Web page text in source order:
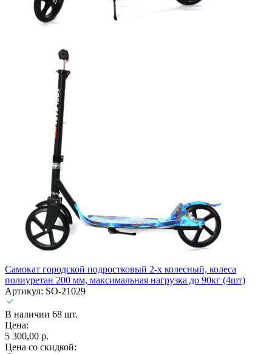
Самокат городской подростковый 2-х колесный, колеса
полиуретан 200 мм, максимальная нагрузка до 90кг (4шт)
Артикул: SO-21029
В наличии 68 шт.
Цена:
5 300,00 р.
Цена со скидкой: